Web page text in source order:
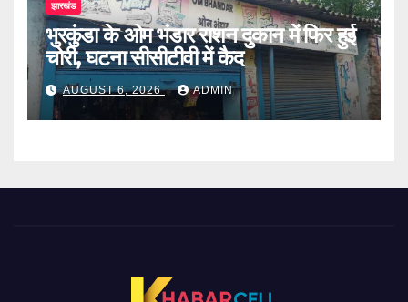
झारखंड
भुरकुंडा के ओम भंडार राशन दुकान में फिर हुई
चोरी, घटना सीसीटीवी में कैद
AUGUST 6, 2026 ADMIN